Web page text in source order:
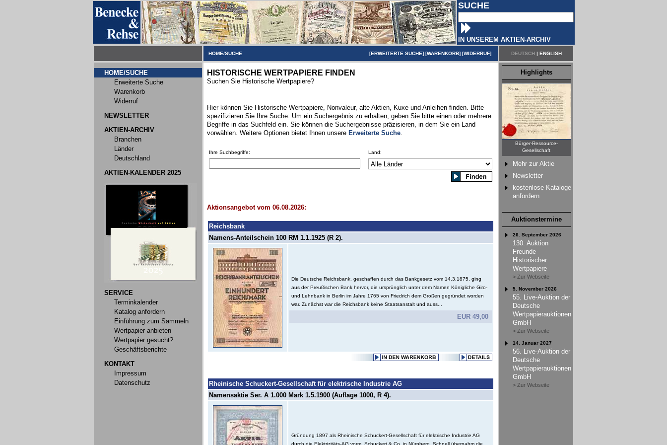
SUCHE
IN UNSEREM AKTIEN-ARCHIV
HOME/SUCHE [ERWEITERTE SUCHE] [WARENKORB] [WIDERRUF] DEUTSCH| ENGLISH
HOME/SUCHE
Erweiterte Suche
Warenkorb
Widerruf
NEWSLETTER
AKTIEN-ARCHIV
Branchen
Länder
Deutschland
AKTIEN-KALENDER 2025
SERVICE
Terminkalender
Katalog anfordern
Einführung zum Sammeln
Wertpapier anbieten
Wertpapier gesucht?
Geschäftsberichte
KONTAKT
Impressum
Datenschutz
HISTORISCHE WERTPAPIERE FINDEN
Suchen Sie Historische Wertpapiere?
Hier können Sie Historische Wertpapiere, Nonvaleur, alte Aktien, Kuxe und Anleihen finden. Bitte
spezifizieren Sie Ihre Suche: Um ein Suchergebnis zu erhalten, geben Sie bitte einen oder mehrere
Begriffe in das Suchfeld ein. Sie können die Suchergebnisse präzisieren, in dem Sie ein Land
vorwählen. Weitere Optionen bietet Ihnen unsere Erweiterte Suche.
Ihre Suchbegriffe: Land:
Aktionsangebot vom 06.08.2026:
Reichsbank
Namens-Anteilschein 100 RM 1.1.1925 (R 2).
Die Deutsche Reichsbank, geschaffen durch das Bankgesetz vom 14.3.1875, ging
aus der Preußischen Bank hervor, die ursprünglich unter dem Namen Königliche Giro-
und Lehnbank in Berlin im Jahre 1765 von Friedrich dem Großen gegründet worden
war. Zunächst war die Reichsbank keine Staatsanstalt und auss...
EUR 49,00
Rheinische Schuckert-Gesellschaft für elektrische Industrie AG
Namensaktie Ser. A 1.000 Mark 1.5.1900 (Auflage 1000, R 4).
Gründung 1897 als Rheinische Schuckert-Gesellschaft für elektrische Industrie AG
durch die Elektrizitäts-AG vorm. Schuckert & Co. in Nürnberg. Schnell übernahm die
Highlights
Bürger-Ressource-
Gesellschaft
Mehr zur Aktie
Newsletter
kostenlose Kataloge
anfordern
Auktionstermine
26. September 2026
130. Auktion
Freunde
Historischer
Wertpapiere
> Zur Webseite
5. November 2026
55. Live-Auktion der
Deutsche
Wertpapierauktionen
GmbH
> Zur Webseite
14. Januar 2027
56. Live-Auktion der
Deutsche
Wertpapierauktionen
GmbH
> Zur Webseite